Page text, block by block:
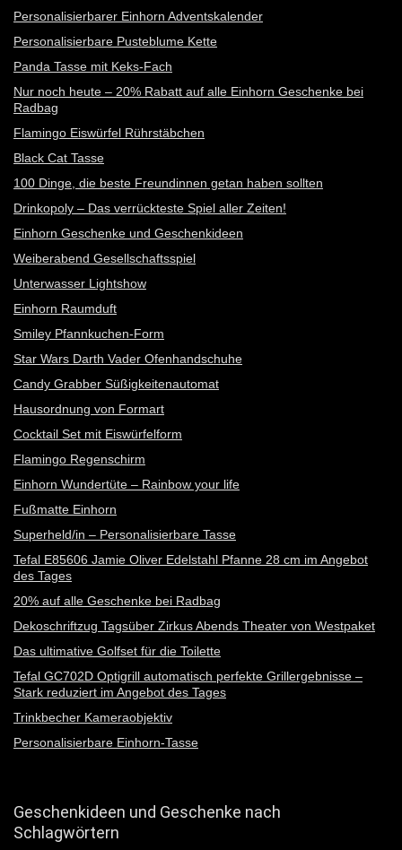
Personalisierbarer Einhorn Adventskalender
Personalisierbare Pusteblume Kette
Panda Tasse mit Keks-Fach
Nur noch heute – 20% Rabatt auf alle Einhorn Geschenke bei
Radbag
Flamingo Eiswürfel Rührstäbchen
Black Cat Tasse
100 Dinge, die beste Freundinnen getan haben sollten
Drinkopoly – Das verrückteste Spiel aller Zeiten!
Einhorn Geschenke und Geschenkideen
Weiberabend Gesellschaftsspiel
Unterwasser Lightshow
Einhorn Raumduft
Smiley Pfannkuchen-Form
Star Wars Darth Vader Ofenhandschuhe
Candy Grabber Süßigkeitenautomat
Hausordnung von Formart
Cocktail Set mit Eiswürfelform
Flamingo Regenschirm
Einhorn Wundertüte – Rainbow your life
Fußmatte Einhorn
Superheld/in – Personalisierbare Tasse
Tefal E85606 Jamie Oliver Edelstahl Pfanne 28 cm im Angebot
des Tages
20% auf alle Geschenke bei Radbag
Dekoschriftzug Tagsüber Zirkus Abends Theater von Westpaket
Das ultimative Golfset für die Toilette
Tefal GC702D Optigrill automatisch perfekte Grillergebnisse –
Stark reduziert im Angebot des Tages
Trinkbecher Kameraobjektiv
Personalisierbare Einhorn-Tasse
Geschenkideen und Geschenke nach
Schlagwörtern